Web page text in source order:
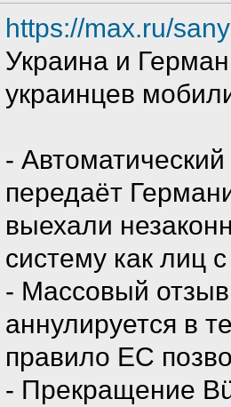
https://max.ru/
Украина и
украинцев
-
передаёт
выехали
систему как лиц
- Массовый
аннулируется в
правило ЕС
- Прекращение